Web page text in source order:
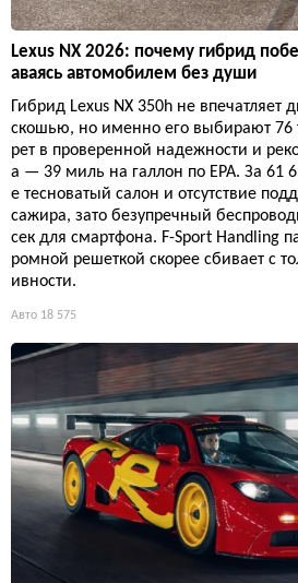
Lexus NX 2026: почему гибрид
аваясь автомобилем без души
Гибрид Lexus NX 350h не впечатляет
скошью, но именно его выбирают 76
рет в проверенной надежности и
а — 39 миль на галлон по EPA. За 61
е тесноватый салон и отсутствие
сажира, зато безупречный
сек для смартфона. F-Sport Handling
ромной решеткой скорее сбивает с
ивности.
Авто 18 575